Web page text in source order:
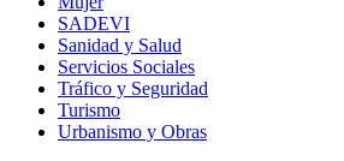
SADEVI
Sanidad y Salud
Servicios Sociales
Tráfico y Seguridad
Turismo
Urbanismo y Obras